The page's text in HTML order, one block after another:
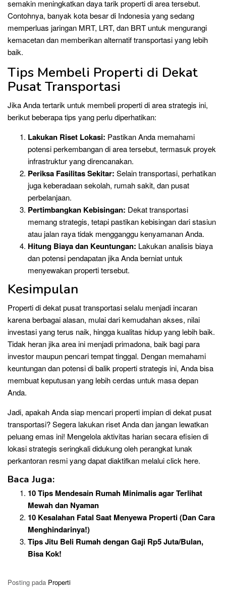
semakin meningkatkan daya tarik properti di area tersebut.
Contohnya, banyak kota besar di Indonesia yang sedang
memperluas jaringan MRT, LRT, dan BRT untuk mengurangi
kemacetan dan memberikan alternatif transportasi yang lebih
baik.
Tips Membeli Properti di Dekat
Pusat Transportasi
Jika Anda tertarik untuk membeli properti di area strategis ini,
berikut beberapa tips yang perlu diperhatikan:
Lakukan Riset Lokasi: Pastikan Anda memahami
potensi perkembangan di area tersebut, termasuk proyek
infrastruktur yang direncanakan.
Periksa Fasilitas Sekitar: Selain transportasi, perhatikan
juga keberadaan sekolah, rumah sakit, dan pusat
perbelanjaan.
Pertimbangkan Kebisingan: Dekat transportasi
memang strategis, tetapi pastikan kebisingan dari stasiun
atau jalan raya tidak mengganggu kenyamanan Anda.
Hitung Biaya dan Keuntungan: Lakukan analisis biaya
dan potensi pendapatan jika Anda berniat untuk
menyewakan properti tersebut.
Kesimpulan
Properti di dekat pusat transportasi selalu menjadi incaran
karena berbagai alasan, mulai dari kemudahan akses, nilai
investasi yang terus naik, hingga kualitas hidup yang lebih baik.
Tidak heran jika area ini menjadi primadona, baik bagi para
investor maupun pencari tempat tinggal. Dengan memahami
keuntungan dan potensi di balik properti strategis ini, Anda bisa
membuat keputusan yang lebih cerdas untuk masa depan
Anda.
Jadi, apakah Anda siap mencari properti impian di dekat pusat
transportasi? Segera lakukan riset Anda dan jangan lewatkan
peluang emas ini! Mengelola aktivitas harian secara efisien di
lokasi strategis seringkali didukung oleh perangkat lunak
perkantoran resmi yang dapat diaktifkan melaluiclick here.
Baca Juga:
10 Tips Mendesain Rumah Minimalis agar Terlihat
Mewah dan Nyaman
10 Kesalahan Fatal Saat Menyewa Properti (Dan Cara
Menghindarinya!)
Tips Jitu Beli Rumah dengan Gaji Rp5 Juta/Bulan,
Bisa Kok!
Posting pada Properti